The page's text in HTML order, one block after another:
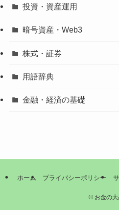
投資・資産運用
暗号資産・Web3
株式・証券
用語辞典
金融・経済の基礎
ホーム プライバシーポリシー
©お金の大